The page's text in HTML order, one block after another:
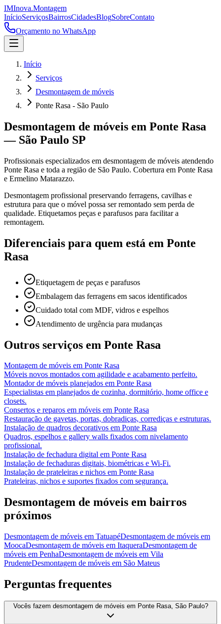
IMInova.Montagem
InícioServiçosBairrosCidadesBlogSobreContato
Orçamento no WhatsApp
Início
Serviços
Desmontagem de móveis
Ponte Rasa - São Paulo
Desmontagem de móveis em Ponte Rasa
— São Paulo SP
Profissionais especializados em desmontagem de móveis atendendo
Ponte Rasa e toda a região de São Paulo. Cobertura em Ponte Rasa
e Ermelino Matarazzo.
Desmontagem profissional preservando ferragens, cavilhas e
estrutura para que o móvel possa ser remontado sem perda de
qualidade. Etiquetamos peças e parafusos para facilitar a
remontagem.
Diferenciais para quem está em Ponte
Rasa
Etiquetagem de peças e parafusos
Embalagem das ferragens em sacos identificados
Cuidado total com MDF, vidros e espelhos
Atendimento de urgência para mudanças
Outros serviços em Ponte Rasa
Montagem de móveis em Ponte Rasa
Móveis novos montados com agilidade e acabamento perfeito.
Montador de móveis planejados em Ponte Rasa
Especialistas em planejados de cozinha, dormitório, home office e
closets.
Consertos e reparos em móveis em Ponte Rasa
Restauração de gavetas, portas, dobradiças, corrediças e estruturas.
Instalação de quadros decorativos em Ponte Rasa
Quadros, espelhos e gallery walls fixados com nivelamento
profissional.
Instalação de fechadura digital em Ponte Rasa
Instalação de fechaduras digitais, biométricas e Wi-Fi.
Instalação de prateleiras e nichos em Ponte Rasa
Prateleiras, nichos e suportes fixados com segurança.
Desmontagem de móveis em bairros
próximos
Desmontagem de móveis em TatuapéDesmontagem de móveis em
MoocaDesmontagem de móveis em ItaqueraDesmontagem de
móveis em PenhaDesmontagem de móveis em Vila
PrudenteDesmontagem de móveis em São Mateus
Perguntas frequentes
Vocês fazem desmontagem de móveis em Ponte Rasa, São Paulo?